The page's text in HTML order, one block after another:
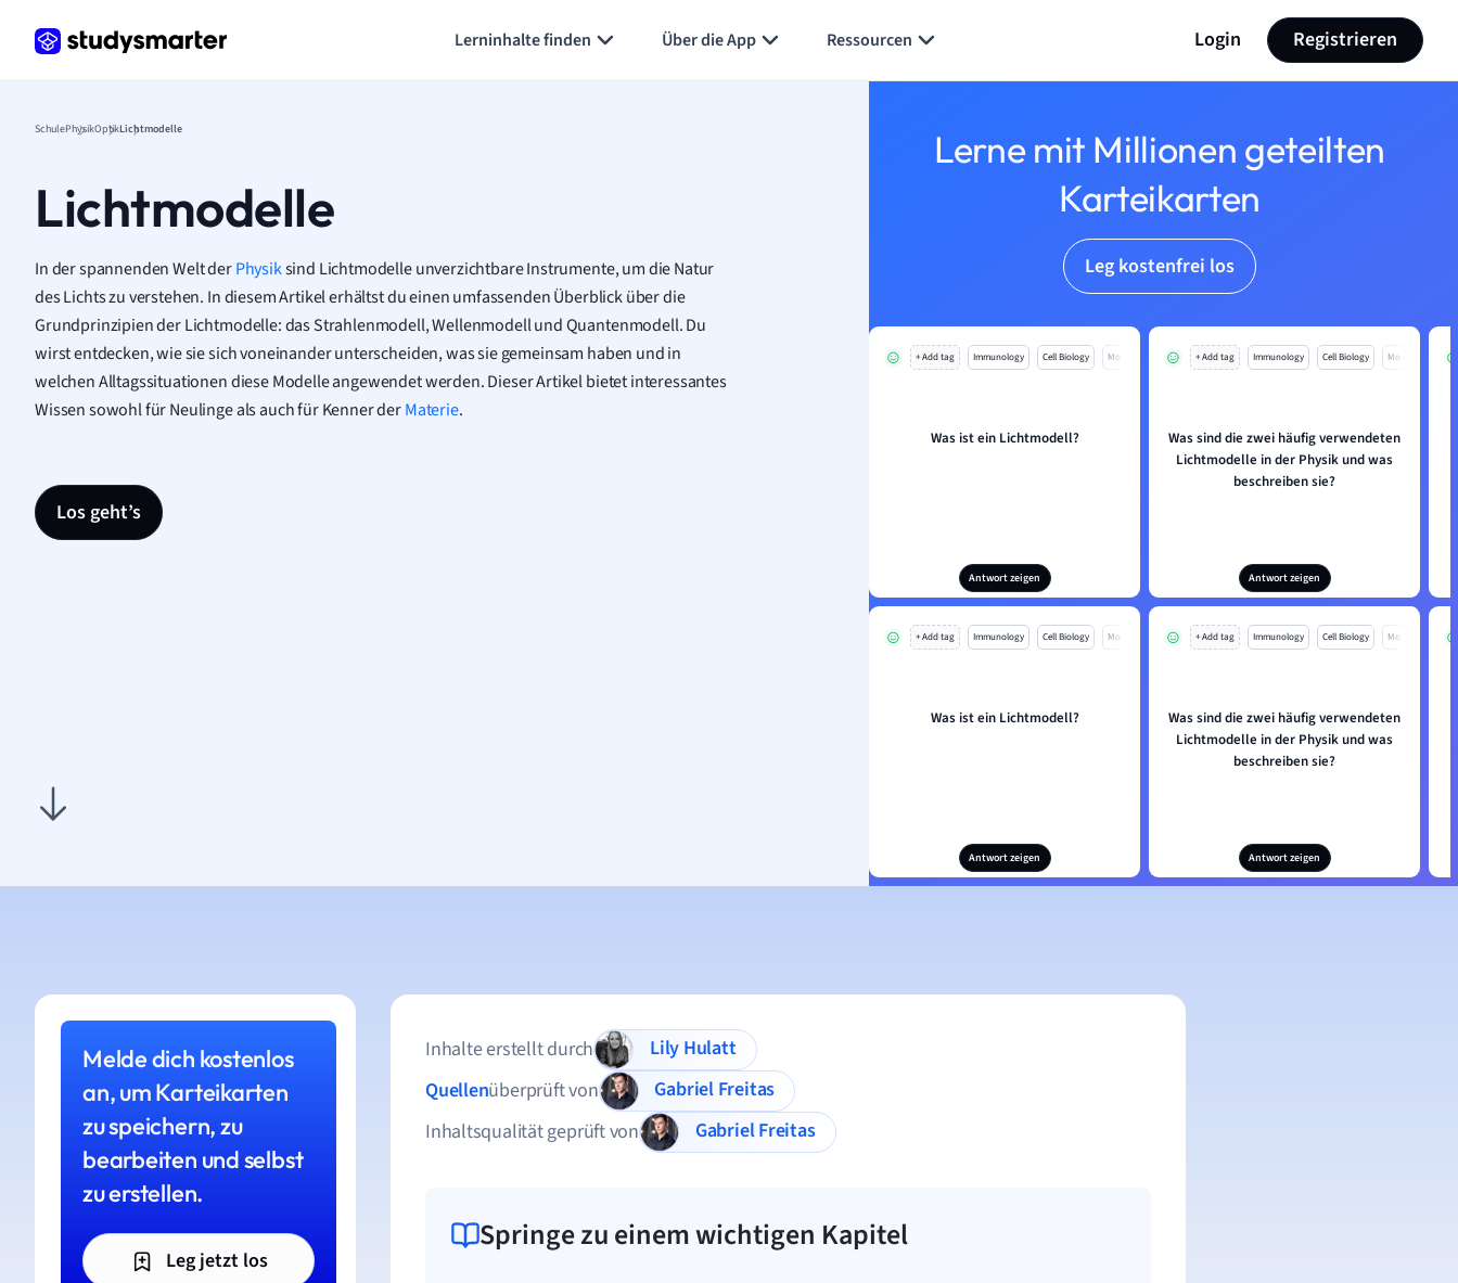
Lerninhalte finden Über die App Ressourcen Login Registrieren
SchulePhysikOptikLichtmodelle
Lichtmodelle
In der spannenden Welt derPhysiksind Lichtmodelle unverzichtbare Instrumente, um die Natur
des Lichts zu verstehen. In diesem Artikel erhältst du einen umfassenden Überblick über die
Grundprinzipien der Lichtmodelle: das Strahlenmodell, Wellenmodell und Quantenmodell. Du
wirst entdecken, wie sie sich voneinander unterscheiden, was sie gemeinsam haben und in
welchen Alltagssituationen diese Modelle angewendet werden. Dieser Artikel bietet interessantes
Wissen sowohl für Neulinge als auch für Kenner derMaterie.
Los geht’s
Lerne mit Millionen geteilten
Karteikarten
Leg kostenfrei los
+ Add tag Immunology Cell Biology Mo
Was ist ein Lichtmodell?
Antwort zeigen
+ Add tag Immunology Cell Biology Mo
Was sind die zwei häufig verwendeten
Lichtmodelle in der Physik und was
beschreiben sie?
Antwort zeigen
+ Add tag Immunology Cell Biology Mo
Was ist ein Lichtmodell?
Antwort zeigen
+ Add tag Immunology Cell Biology Mo
Was sind die zwei häufig verwendeten
Lichtmodelle in der Physik und was
beschreiben sie?
Antwort zeigen
Melde dich kostenlos
an, um Karteikarten
zu speichern, zu
bearbeiten und selbst
zu erstellen.
Leg jetzt los
Inhalte erstellt durch
Lily Hulatt
Quellenüberprüft von
Gabriel Freitas
Inhaltsqualität geprüft von
Gabriel Freitas
Springe zu einem wichtigen Kapitel